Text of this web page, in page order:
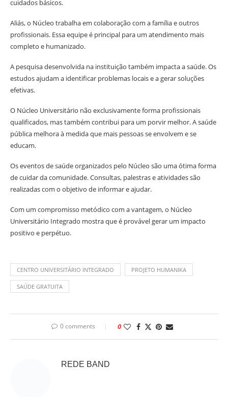
cuidados básicos.
Aliás, o Núcleo trabalha em colaboração com a família e outros
profissionais. Essa equipe é principal para um atendimento mais
completo e humanizado.
A pesquisa desenvolvida na instituição também impacta a saúde. Os
estudos ajudam a identificar problemas locais e a gerar soluções
efetivas.
O Núcleo Universitário não exclusivamente forma profissionais
qualificados, mas também contribui para um porvir melhor. A saúde
pública melhora à medida que mais pessoas se envolvem e se
educam.
Os eventos de saúde organizados pelo Núcleo são uma ótima forma
de cuidar da comunidade. Consultas, palestras e atividades são
realizadas com o objetivo de informar e ajudar.
Com um compromisso metódico com a vantagem, o Núcleo
Universitário Integrado mostra que é provável gerar um impacto
positivo e perpétuo.
CENTRO UNIVERSITÁRIO INTEGRADO PROJETO HUMANIKA
SAÚDE GRATUITA
0 comments 0
REDE BAND